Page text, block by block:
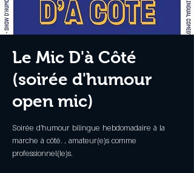
Le Mic D'à Côté
(soirée d'humour
open mic)
Soirée d'humour bilingue hebdomadaire à la
marche à côté. , amateur(e)s comme
professionnel(le)s.